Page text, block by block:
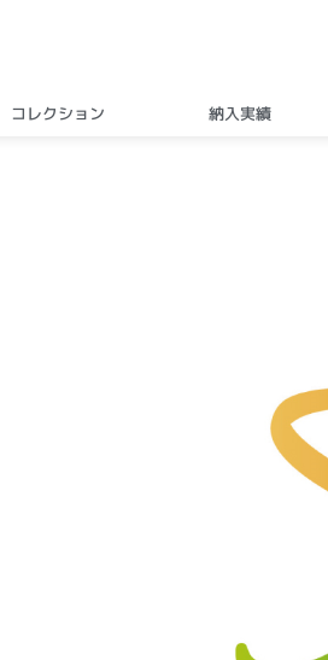
コレクション 納入実績